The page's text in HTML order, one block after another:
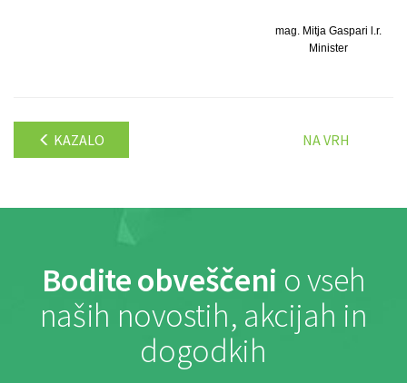
mag. Mitja Gaspari l.r.
Minister
KAZALO NA VRH
Bodite obveščeni o vseh
naših novostih, akcijah in
dogodkih